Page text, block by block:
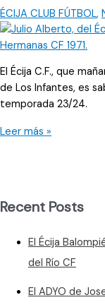
goles
y
la
ÉCIJA CLUB FÚTBOL,
El Écija C.F., que
de Los Infantes, es
temporada 23/24.
Conoce
deberá
Leer más »
Recent Posts
El Écija
del Río CF
El ADYO de